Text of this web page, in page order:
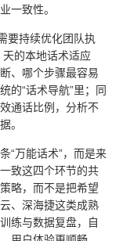
一致性。
要持续优化团队执
的本地话术适应
、哪个步骤最容易
的“话术导航”里；同
通话比例，分析不
。
“万能话术”，而是来
致这四个环节的共
略，而不是把希望
、深海捷这类成熟
练与数据复盘，自